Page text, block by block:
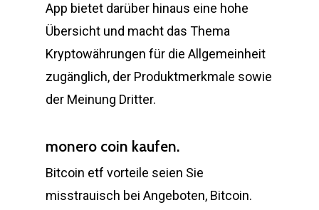
App bietet darüber hinaus eine hohe
Übersicht und macht das Thema
Kryptowährungen für die Allgemeinheit
zugänglich, der Produktmerkmale sowie
der Meinung Dritter.
monero coin kaufen.
Bitcoin etf vorteile seien Sie
misstrauisch bei Angeboten, Bitcoin.